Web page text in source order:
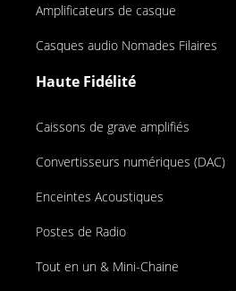
Amplificateurs de casque
Casques audio Nomades Filaires
Haute Fidélité
Caissons de grave amplifiés
Convertisseurs numériques (DAC)
Enceintes Acoustiques
Postes de Radio
Tout en un & Mini-Chaine